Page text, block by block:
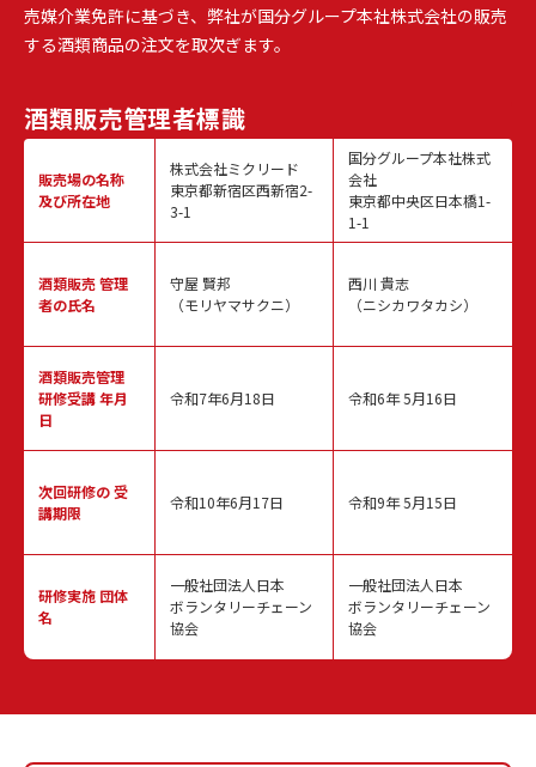
売媒介業免許に基づき、弊社が国分グループ本社株式会社の販売
する酒類商品の注文を取次ぎます。
酒類販売管理者標識
販売場の名称
及び所在地
酒類販売管理
者の氏名
酒類販売管理
研修受講 年月
日
次回研修の受
講期限
研修実施 団体
名
株式会社ミクリード
東京都新宿区西新宿2-
3-1
守屋 賢邦
（モリヤマサクニ）
令和7年6月18日
令和10年6月17日
一般社団法人日本
ボランタリーチェーン
協会
国分グループ本社株式
会社
東京都中央区日本橋1-
1-1
西川 貴志
（ニシカワタカシ）
令和6年 5月16日
令和9年 5月15日
一般社団法人日本
ボランタリーチェーン
協会